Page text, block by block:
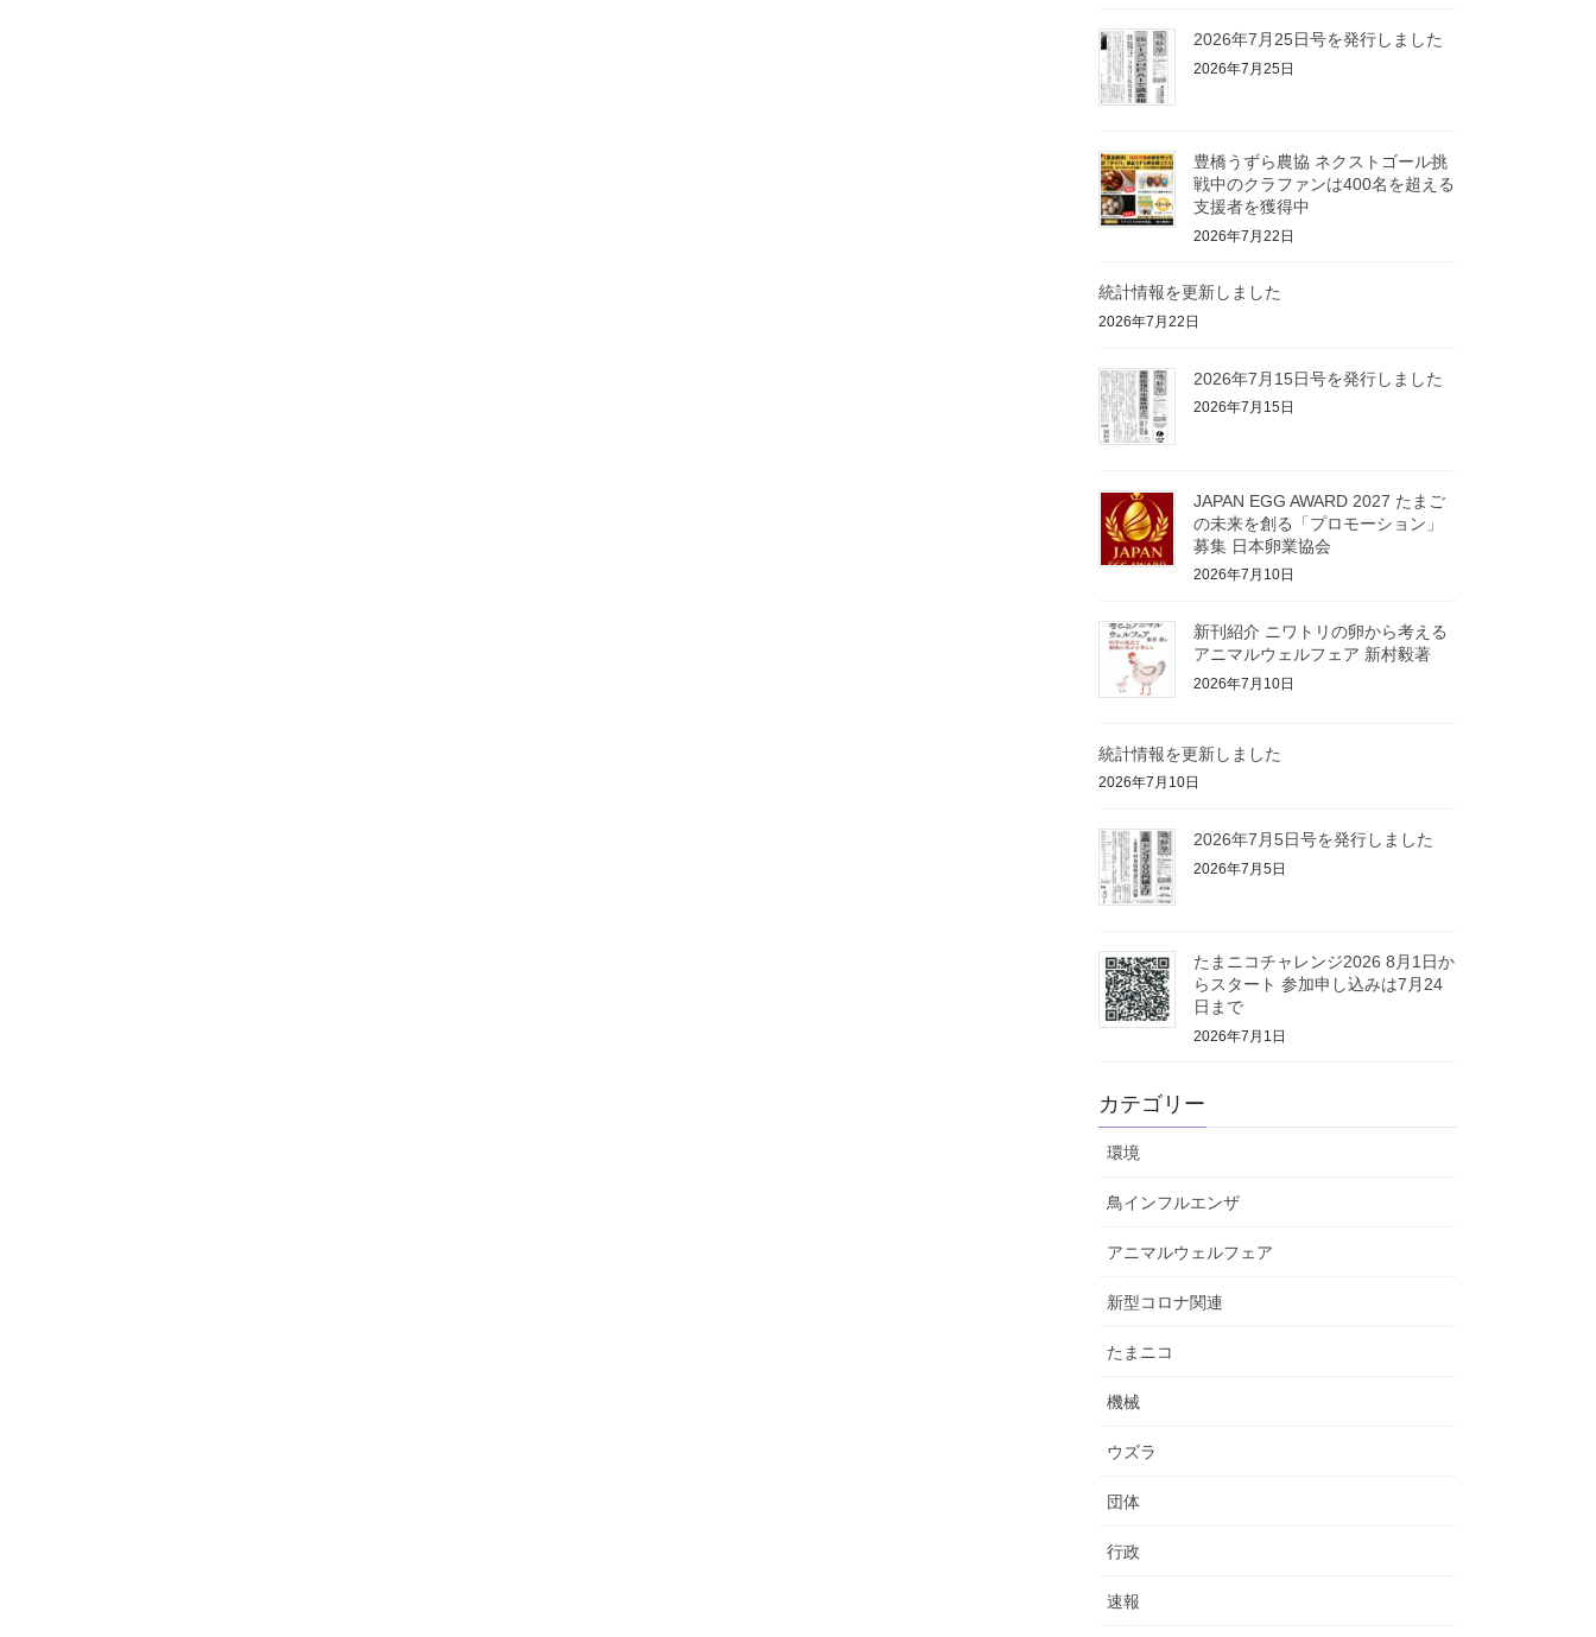
2026年7月25日号を発行しました
2026年7月25日
豊橋うずら農協 ネクストゴール挑
戦中のクラファンは400名を超える
支援者を獲得中
2026年7月22日
統計情報を更新しました
2026年7月22日
2026年7月15日号を発行しました
2026年7月15日
JAPAN EGG AWARD 2027 たまご
の未来を創る「プロモーション」
募集 日本卵業協会
2026年7月10日
新刊紹介 ニワトリの卵から考える
アニマルウェルフェア 新村毅著
2026年7月10日
統計情報を更新しました
2026年7月10日
2026年7月5日号を発行しました
2026年7月5日
たまニコチャレンジ2026 8月1日か
らスタート 参加申し込みは7月24
日まで
2026年7月1日
カテゴリー
環境
鳥インフルエンザ
アニマルウェルフェア
新型コロナ関連
たまニコ
機械
ウズラ
団体
行政
速報